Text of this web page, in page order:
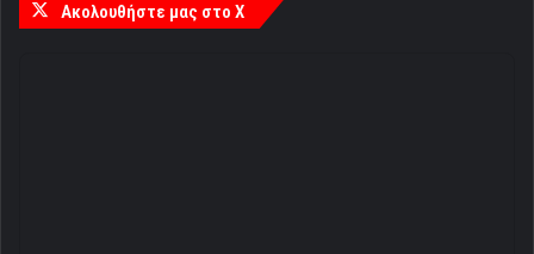
Ακολουθήστε μας στο X